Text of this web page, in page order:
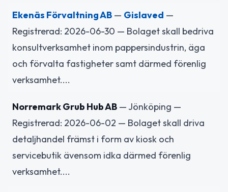
Ekenäs Förvaltning AB — Gislaved —
Registrerad: 2026-06-30 — Bolaget skall bedriva
konsultverksamhet inom pappersindustrin, äga
och förvalta fastigheter samt därmed förenlig
verksamhet....
Norremark Grub Hub AB — Jönköping —
Registrerad: 2026-06-02 — Bolaget skall driva
detaljhandel främst i form av kiosk och
servicebutik ävensom idka därmed förenlig
verksamhet....